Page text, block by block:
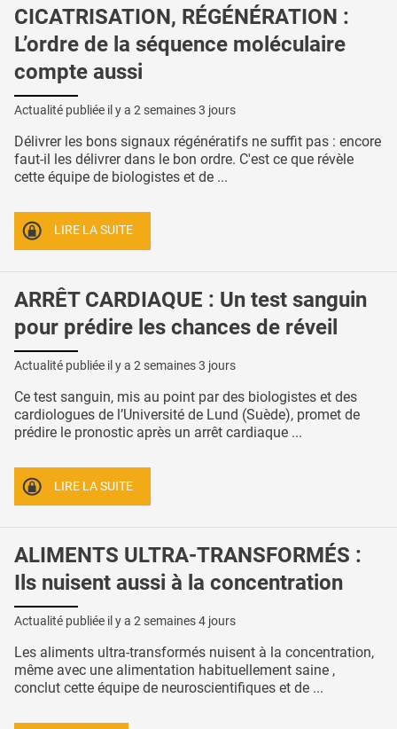
CICATRISATION, RÉGÉNÉRATION :
L’ordre de la séquence moléculaire
compte aussi
Actualité publiée il y a 2 semaines 3 jours
Délivrer les bons signaux régénératifs ne suffit pas : encore
faut-il les délivrer dans le bon ordre. C'est ce que révèle
cette équipe de biologistes et de ...
LIRE LA SUITE
ARRÊT CARDIAQUE : Un test sanguin
pour prédire les chances de réveil
Actualité publiée il y a 2 semaines 3 jours
Ce test sanguin, mis au point par des biologistes et des
cardiologues de l’Université de Lund (Suède), promet de
prédire le pronostic après un arrêt cardiaque ...
LIRE LA SUITE
ALIMENTS ULTRA-TRANSFORMÉS :
Ils nuisent aussi à la concentration
Actualité publiée il y a 2 semaines 4 jours
Les aliments ultra-transformés nuisent à la concentration,
même avec une alimentation habituellement saine ,
conclut cette équipe de neuroscientifiques et de ...